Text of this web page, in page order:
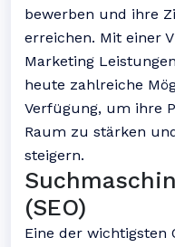
bewerben und ihre
erreichen. Mit einer
Marketing
heute zahlreiche
Verfügung, um ihre
Raum zu stärken
steigern.
(SEO)
Eine der wichtigsten